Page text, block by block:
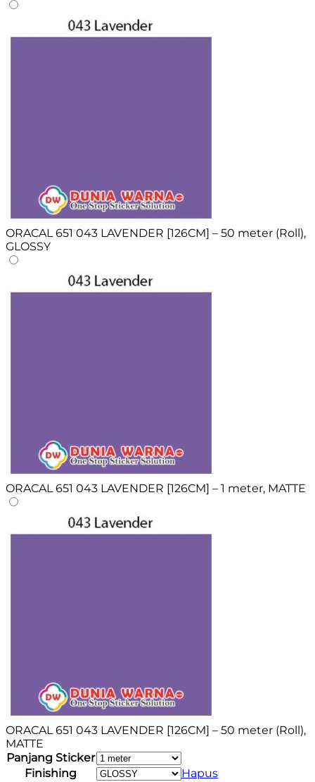
ORACAL 651 043 LAVENDER [126CM] – 50 meter (Roll),
GLOSSY
ORACAL 651 043 LAVENDER [126CM] – 1 meter, MATTE
ORACAL 651 043 LAVENDER [126CM] – 50 meter (Roll),
MATTE
Panjang Sticker
Finishing
Hapus